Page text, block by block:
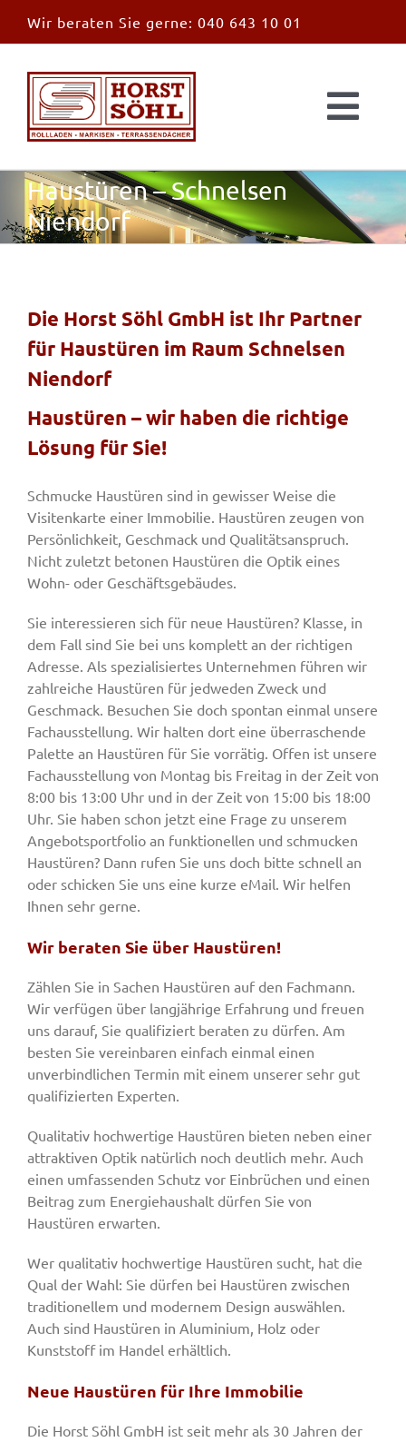
Inhalt
Wir beraten Sie gerne: 040 643 10 01
News
Überdachungen
Fenster & Türen
Tore
Smart Home
Team
Jobs
Kontakt
Haustüren – Schnelsen
Niendorf
Die Horst Söhl GmbH ist Ihr Partner
für Haustüren im Raum Schnelsen
Niendorf
Haustüren – wir haben die richtige
Lösung für Sie!
Schmucke Haustüren sind in gewisser Weise die
Visitenkarte einer Immobilie. Haustüren zeugen von
Persönlichkeit, Geschmack und Qualitätsanspruch.
Nicht zuletzt betonen Haustüren die Optik eines
Wohn- oder Geschäftsgebäudes.
Sie interessieren sich für neue Haustüren? Klasse, in
dem Fall sind Sie bei uns komplett an der richtigen
Adresse. Als spezialisiertes Unternehmen führen wir
zahlreiche Haustüren für jedweden Zweck und
Geschmack. Besuchen Sie doch spontan einmal unsere
Fachausstellung. Wir halten dort eine überraschende
Palette an Haustüren für Sie vorrätig. Offen ist unsere
Fachausstellung von Montag bis Freitag in der Zeit von
8:00 bis 13:00 Uhr und in der Zeit von 15:00 bis 18:00
Uhr. Sie haben schon jetzt eine Frage zu unserem
Angebotsportfolio an funktionellen und schmucken
Haustüren? Dann rufen Sie uns doch bitte schnell an
oder schicken Sie uns eine kurze eMail. Wir helfen
Ihnen sehr gerne.
Wir beraten Sie über Haustüren!
Zählen Sie in Sachen Haustüren auf den Fachmann.
Wir verfügen über langjährige Erfahrung und freuen
uns darauf, Sie qualifiziert beraten zu dürfen. Am
besten Sie vereinbaren einfach einmal einen
unverbindlichen Termin mit einem unserer sehr gut
qualifizierten Experten.
Qualitativ hochwertige Haustüren bieten neben einer
attraktiven Optik natürlich noch deutlich mehr. Auch
einen umfassenden Schutz vor Einbrüchen und einen
Beitrag zum Energiehaushalt dürfen Sie von
Haustüren erwarten.
Wer qualitativ hochwertige Haustüren sucht, hat die
Qual der Wahl: Sie dürfen bei Haustüren zwischen
traditionellem und modernem Design auswählen.
Auch sind Haustüren in Aluminium, Holz oder
Kunststoff im Handel erhältlich.
Neue Haustüren für Ihre Immobilie
Die Horst Söhl GmbH ist seit mehr als 30 Jahren der